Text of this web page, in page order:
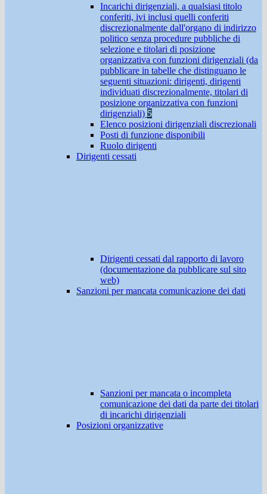
Incarichi dirigenziali, a qualsiasi titolo
conferiti, ivi inclusi quelli conferiti
discrezionalmente dall'organo di indirizzo
politico senza procedure pubbliche di
selezione e titolari di posizione
organizzativa con funzioni dirigenziali (da
pubblicare in tabelle che distinguano le
seguenti situazioni: dirigenti, dirigenti
individuati discrezionalmente, titolari di
posizione organizzativa con funzioni
dirigenziali) 5
Elenco posizioni dirigenziali discrezionali
Posti di funzione disponibili
Ruolo dirigenti
Dirigenti cessati
Dirigenti cessati dal rapporto di lavoro
(documentazione da pubblicare sul sito
web)
Sanzioni per mancata comunicazione dei dati
Sanzioni per mancata o incompleta
comunicazione dei dati da parte dei titolari
di incarichi dirigenziali
Posizioni organizzative